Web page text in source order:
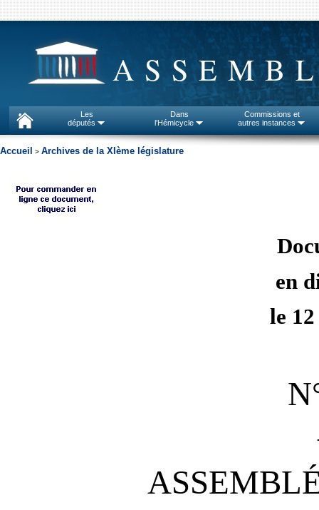
Les
députés
Dans
l'Hémicycle
Commissions et
autres instances
Accueil > Archives de la XIème législature
en
le